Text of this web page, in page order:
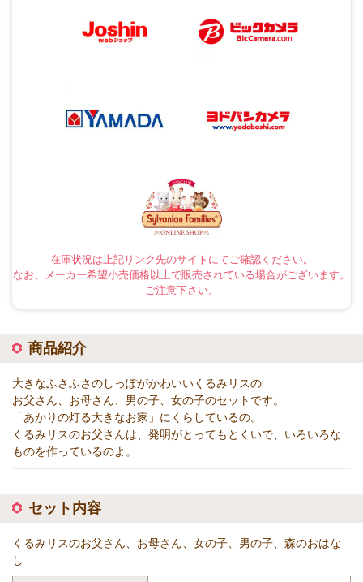
在庫状況は上記リンク先のサイトにてご確認ください。
なお、メーカー希望小売価格以上で販売されている場合がございます。
ご注意下さい。
商品紹介
大きなふさふさのしっぽがかわいいくるみリスの
お父さん、お母さん、男の子、女の子のセットです。
「あかりの灯る大きなお家」にくらしているの。
くるみリスのお父さんは、発明がとってもとくいで、いろいろな
ものを作っているのよ。
セット内容
くるみリスのお父さん、お母さん、女の子、男の子、森のおはな
し